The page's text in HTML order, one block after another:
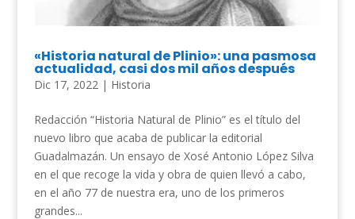
«Historia natural de Plinio»: una pasmosa
actualidad, casi dos mil años después
Dic 17, 2022 | Historia
Redacción “Historia Natural de Plinio” es el título del
nuevo libro que acaba de publicar la editorial
Guadalmazán. Un ensayo de Xosé Antonio López Silva
en el que recoge la vida y obra de quien llevó a cabo,
en el año 77 de nuestra era, uno de los primeros
grandes...